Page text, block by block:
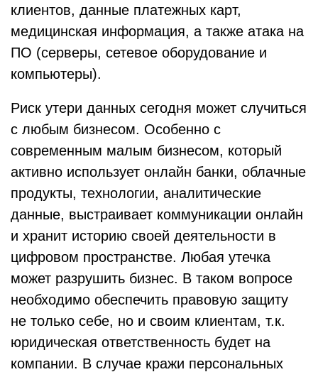
клиентов, данные платежных карт,
медицинская информация, а также атака на
ПО (серверы, сетевое оборудование и
компьютеры).
Риск утери данных сегодня может случиться
с любым бизнесом. Особенно с
современным малым бизнесом, который
активно использует онлайн банки, облачные
продукты, технологии, аналитические
данные, выстраивает коммуникации онлайн
и хранит историю своей деятельности в
цифровом пространстве. Любая утечка
может разрушить бизнес. В таком вопросе
необходимо обеспечить правовую защиту
не только себе, но и своим клиентам, т.к.
юридическая ответственность будет на
компании. В случае кражи персональных